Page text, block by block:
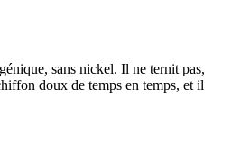
sans nickel. Il ne ternit pas,
doux de temps en temps, et il